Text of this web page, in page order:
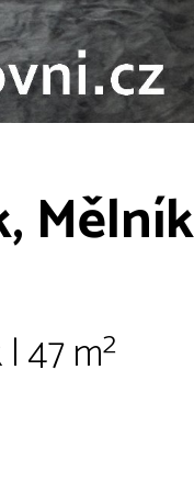
47 m²